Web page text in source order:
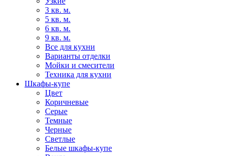
3 кв. м.
5 кв. м.
6 кв. м.
9 кв. м.
Все для кухни
Варианты отделки
Мойки и смесители
Техника для кухни
Шкафы-купе
Цвет
Коричневые
Серые
Темные
Черные
Светлые
Белые шкафы-купе